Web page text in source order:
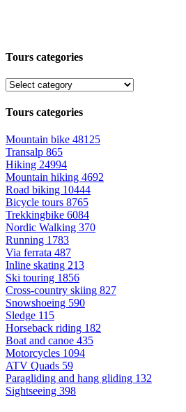
Tours categories
Tours categories
Mountain bike 48125
Transalp 865
Hiking 24994
Mountain hiking 4692
Road biking 10444
Bicycle tours 8765
Trekkingbike 6084
Nordic Walking 370
Running 1783
Via ferrata 487
Inline skating 213
Ski touring 1856
Cross-country skiing 827
Snowshoeing 590
Sledge 115
Horseback riding 182
Boat and canoe 435
Motorcycles 1094
ATV Quads 59
Paragliding and hang gliding 132
Sightseeing 398